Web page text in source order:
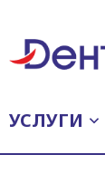
УСЛУГИ